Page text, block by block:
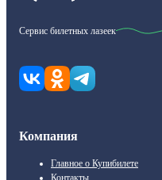
Сервис билетных лазеек
Компания
Главное о Купибилете
Контакты